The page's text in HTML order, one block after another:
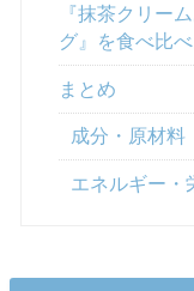
『抹茶クリー
グ』を食べ比べ
まとめ
成分・原材料
エネルギー・